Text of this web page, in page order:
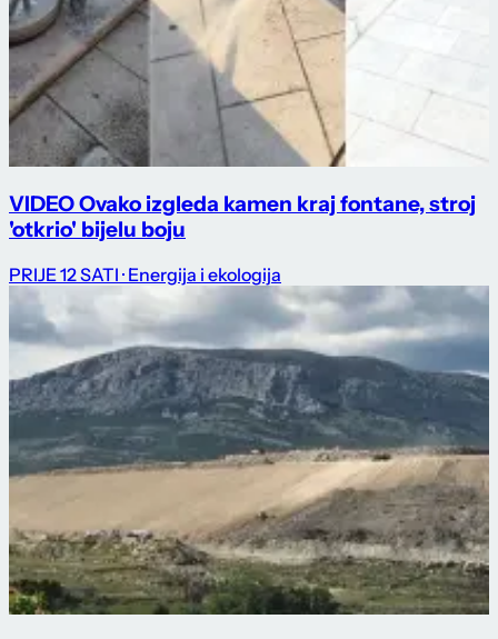
VIDEO Ovako izgleda kamen kraj fontane, stroj
'otkrio' bijelu boju
PRIJE 12 SATI · Energija i ekologija